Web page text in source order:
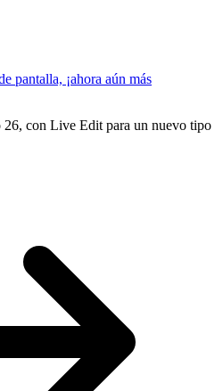
pantalla, ¡ahora aún más
con Live Edit para un nuevo tipo